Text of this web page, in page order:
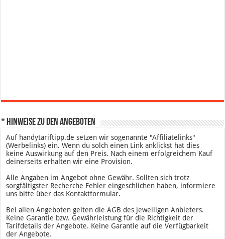
* Hinweise zu den Angeboten
Auf handytariftipp.de setzen wir sogenannte "Affiliatelinks"
(Werbelinks) ein. Wenn du solch einen Link anklickst hat dies
keine Auswirkung auf den Preis. Nach einem erfolgreichem Kauf
deinerseits erhalten wir eine Provision.
Alle Angaben im Angebot ohne Gewähr. Sollten sich trotz
sorgfältigster Recherche Fehler eingeschlichen haben, informiere
uns bitte über das Kontaktformular.
Bei allen Angeboten gelten die AGB des jeweiligen Anbieters.
Keine Garantie bzw. Gewährleistung für die Richtigkeit der
Tarifdetails der Angebote. Keine Garantie auf die Verfügbarkeit
der Angebote.